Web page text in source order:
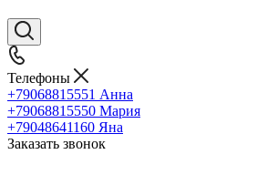
Телефоны
+79068815551 Анна
+79068815550 Мария
+79048641160 Яна
Заказать звонок